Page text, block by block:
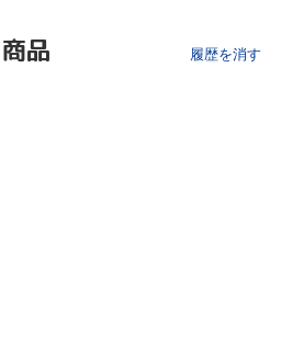
品 履歴を消す